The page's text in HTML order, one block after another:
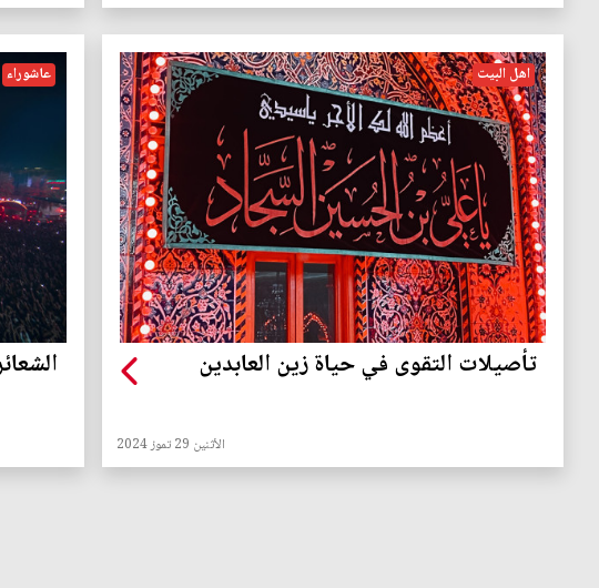
اهل البيت
تأصيلات التقوى في حياة زين العابدين
الأثنين 29 تموز 2024
عاشوراء